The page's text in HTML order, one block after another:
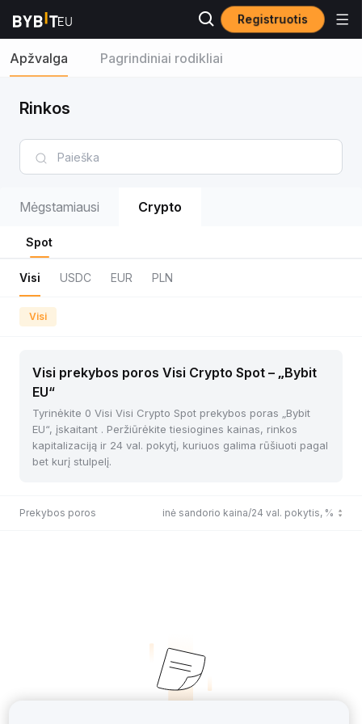
Registruotis
Apžvalga Pagrindiniai rodikliai
Rinkos
Mėgstamiausi Crypto
Spot
Visi USDC EUR PLN
Visi
Visi prekybos poros Visi Crypto Spot – „Bybit
EU“
Tyrinėkite 0 Visi Visi Crypto Spot prekybos poras „Bybit
EU“, įskaitant . Peržiūrėkite tiesiogines kainas, rinkos
kapitalizaciją ir 24 val. pokytį, kuriuos galima rūšiuoti pagal
bet kurį stulpelį.
Prekybos poros Paskutinė sandorio kaina/24 val. pokytis, %